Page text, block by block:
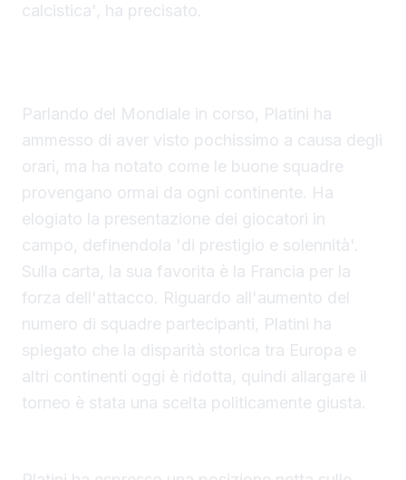
calcistica', ha precisato.
Parlando del Mondiale in corso, Platini ha
ammesso di aver visto pochissimo a causa degli
orari, ma ha notato come le buone squadre
provengano ormai da ogni continente. Ha
elogiato la presentazione dei giocatori in
campo, definendola 'di prestigio e solennità'.
Sulla carta, la sua favorita è la Francia per la
forza dell'attacco. Riguardo all'aumento del
numero di squadre partecipanti, Platini ha
spiegato che la disparità storica tra Europa e
altri continenti oggi è ridotta, quindi allargare il
torneo è stata una scelta politicamente giusta.